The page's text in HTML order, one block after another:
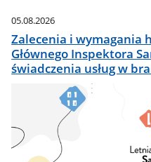
05.08.2026
Zalecenia i wymagania
Głównego Inspektora
świadczenia usług w